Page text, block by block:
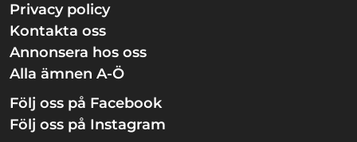
Privacy policy
Kontakta oss
Annonsera hos oss
Alla ämnen A-Ö
Följ oss på Facebook
Följ oss på Instagram